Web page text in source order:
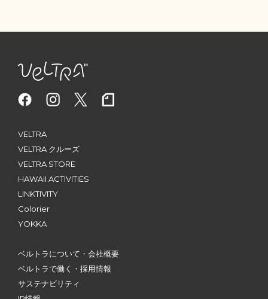
VELTRA
VELTRA クルーズ
VELTRA STORE
HAWAII ACTIVITIES
LINKTIVITY
Colorier
YOKKA
ベルトラについて・会社概要
ベルトラで働く・採用情報
サステナビリティ